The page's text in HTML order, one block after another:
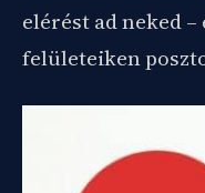
elérést ad neked
felületeiken